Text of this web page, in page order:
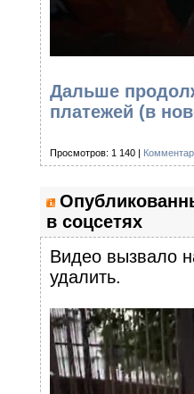
Дальше
платежей (в
Просмотров: 1 140 |
в соцсетях
Видео вызвало
удалить.